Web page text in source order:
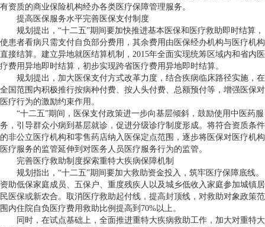
有资质的商业保险机构经办各类医疗保障管理服务。
提高医保服务水平完善医保支付制度
规划提出，“十二五”期间要加快推进基本医保和医疗救助即时结算，
使患者看病只需支付自负部分费用，其余费用由医保经办机构与医疗机构
直接结算。建立异地就医结算机制，2015年全面实现统筹区域内和省内医
疗费用异地即时结算，初步实现跨省医疗费用异地即时结算。
规划提出，加大医保支付方式改革力度，结合疾病临床路径实施，在
全国范围内积极推行按病种付费、按人头付费、总额预付等，增强医保对
医疗行为的激励约束作用。
“十二五”期间，医保支付政策进一步向基层倾斜，鼓励使用中医药服
务，引导群众小病到基层就诊，促进分级诊疗制度形成。将符合资质条件
的非公立医疗机构和零售药店纳入医保定点范围，逐步将医保对医疗机构
医疗服务的监管延伸到对医务人员医疗服务行为的监管。
完善医疗救助制度探索重特大疾病保障机制
规划指出，“十二五”期间要加大救助资金投入，筑牢医疗保障底线。
资助低保家庭成员、五保户、重度残疾人以及城乡低收入家庭参加城镇居
民医保或新农合。取消医疗救助起付线，提高封顶线，对救助对象政策范
围内住院自负医疗费用救助比例提高到70%以上。
同时，在试点基础上，全面推进重特大疾病救助工作，加大对重特大